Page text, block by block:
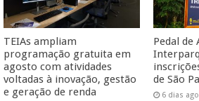
TEIAs ampliam
programação gratuita em
agosto com atividades
voltadas à inovação, gestão
e geração de renda
Pedal de
de São
6 dias ago